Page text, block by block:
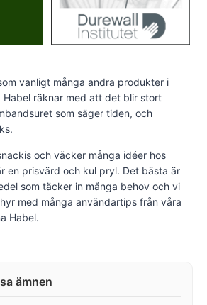
vanligt många andra produkter i
Habel räknar med att det blir stort
som säger tiden, och
och väcker många idéer hos
en prisvärd och kul pryl. Det bästa är
som täcker in många behov och vi
med många användartips från våra
Habel.